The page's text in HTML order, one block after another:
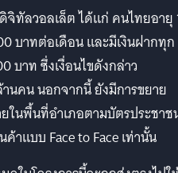
จิทัลวอลเล็ต ได้แก่ คนไทยอายุ
บาทต่อเดือน และมีเงินฝากทุก
บาท ซึ่งเงื่อนไขดังกล่าว
นคน นอกจากนี้ ยังมีการขยาย
ในพื้นที่อำเภอตามบัตรประชาช
าแบบ Face to Face เท่านั้น